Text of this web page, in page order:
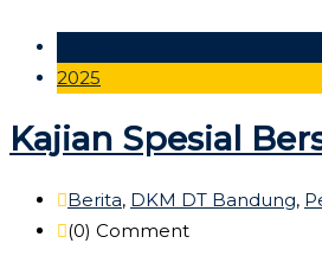
2025
Kajian Spesial
Berita, DKM DT Bandung,
(0) Comment